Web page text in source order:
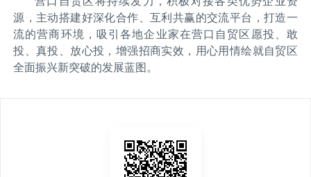
源，主动搭建好深化合作、互利共赢的交流平台，打造一
流的营商环境，吸引各地企业家在营口自贸区愿投、敢
投、真投、放心投，增强招商实效，用心用情绘就自贸区
全面振兴新突破的发展蓝图。